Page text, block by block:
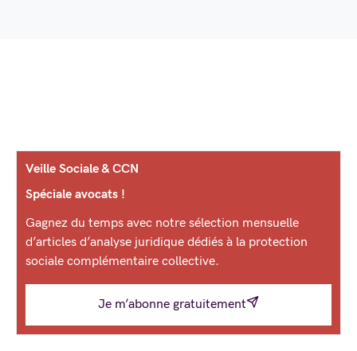
Veille Sociale & CCN
Spéciale avocats !
Gagnez du temps avec notre sélection mensuelle
d’articles d’analyse juridique dédiés à la protection
sociale complémentaire collective.
Je m’abonne gratuitement